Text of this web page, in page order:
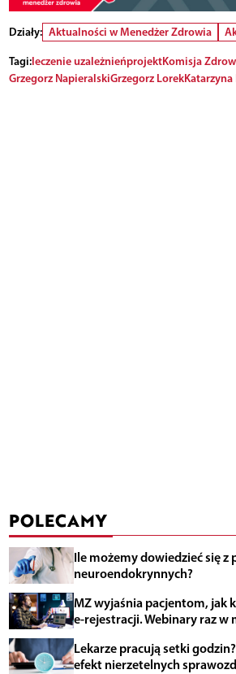
Działy: Aktualności w Menedżer Zdrowia
Tagi:leczenie uzależnieńprojektKomisja
Grzegorz NapieralskiGrzegorz LorekKatarzyna
POLECAMY
Ile możemy dowiedzieć się z
neuroendokrynnych?
MZ wyjaśnia pacjentom, jak
e-rejestracji. Webinary raz w
Lekarze pracują setki
efekt nierzetelnych